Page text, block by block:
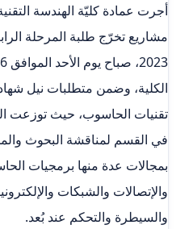
أجرت عمادة كليّة الهندسة
2023، صباح يوم الأحد الموافق 16 / 4 /2023،
الكلية، وضمن متطلبات نيل
تقنيات الحاسوب، حيث توزعت
في القسم لمناقشة البحوث
بمجالات عدة منها برمجيات
والإتصالات والشبكات
والسيطرة والتحكم عند بُعد.